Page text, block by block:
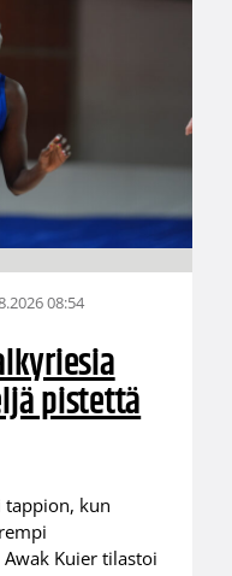
08:54
pistettä
tappion, kun
Kuier tilastoi